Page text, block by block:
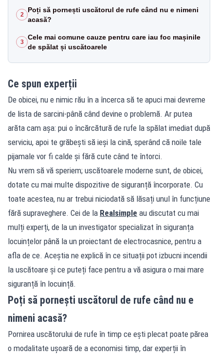
2
Poți să pornești uscătorul de rufe când nu e nimeni
acasă?
3
Cele mai comune cauze pentru care iau foc mașinile
de spălat și uscătoarele
Ce spun experții
De obicei, nu e nimic rău în a încerca să te apuci mai devreme
de lista de sarcini-până când devine o problemă. Ar putea
arăta cam așa: pui o încărcătură de rufe la spălat imediat după
serviciu, apoi te grăbești să ieși la cină, sperând că noile tale
pijamale vor fi calde și fără cute când te întorci.
Nu vrem să vă speriem; uscătoarele moderne sunt, de obicei,
dotate cu mai multe dispozitive de siguranță încorporate. Cu
toate acestea, nu ar trebui niciodată să lăsați unul în funcțiune
fără supraveghere. Cei de la Realsimple au discutat cu mai
mulți experți, de la un investigator specializat în siguranța
locuințelor până la un proiectant de electrocasnice, pentru a
afla de ce. Aceștia ne explică în ce situații pot izbucni incendii
la uscătoare și ce puteți face pentru a vă asigura o mai mare
siguranță în locuință.
Poți să pornești uscătorul de rufe când nu e
nimeni acasă?
Pornirea uscătorului de rufe în timp ce ești plecat poate părea
o modalitate ușoară de a economisi timp, dar experții în